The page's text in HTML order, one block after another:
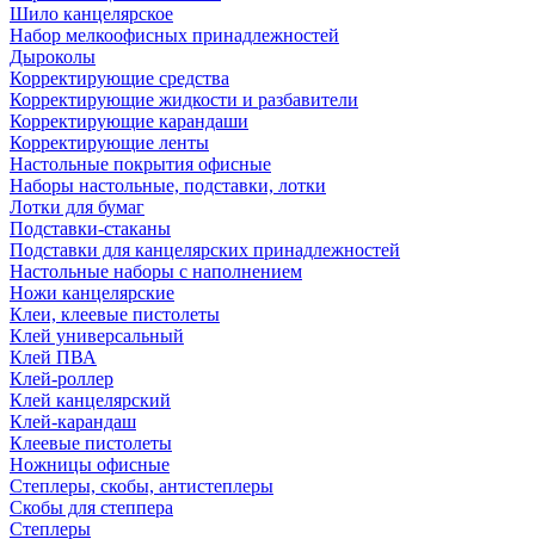
Шило канцелярское
Набор мелкоофисных принадлежностей
Дыроколы
Корректирующие средства
Корректирующие жидкости и разбавители
Корректирующие карандаши
Корректирующие ленты
Настольные покрытия офисные
Наборы настольные, подставки, лотки
Лотки для бумаг
Подставки-стаканы
Подставки для канцелярских принадлежностей
Настольные наборы с наполнением
Ножи канцелярские
Клеи, клеевые пистолеты
Клей универсальный
Клей ПВА
Клей-роллер
Клей канцелярский
Клей-карандаш
Клеевые пистолеты
Ножницы офисные
Степлеры, скобы, антистеплеры
Скобы для степпера
Степлеры